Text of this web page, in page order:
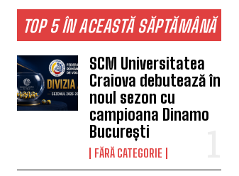
TOP 5 ÎN ACEASTĂ SĂPTĂMÂNĂ
SCM Universitatea
Craiova debutează în
noul sezon cu
campioana Dinamo
București
FĂRĂ CATEGORIE